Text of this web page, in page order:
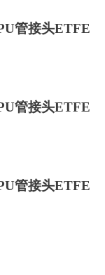
管接头ETFE
管接头ETFE
管接头ETFE